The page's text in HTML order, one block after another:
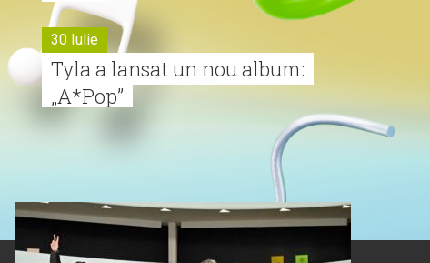
30 Iulie
Tyla a lansat un nou album:
„A*Pop”
Alexia lansează videoclipul
oficial pentru „Nu mai am
nume”